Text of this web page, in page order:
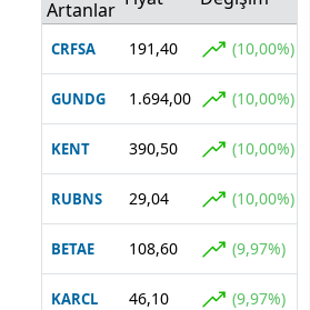
Artanlar
CRFSA 191,40 (10,00%)
GUNDG 1.694,00 (10,00%)
KENT 390,50 (10,00%)
RUBNS 29,04 (10,00%)
BETAE 108,60 (9,97%)
KARCL 46,10 (9,97%)